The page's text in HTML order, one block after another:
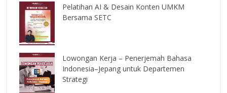
Pelatihan AI & Desain Konten UMKM
Bersama SETC
Lowongan Kerja – Penerjemah Bahasa
Indonesia–Jepang untuk Departemen
Strategi